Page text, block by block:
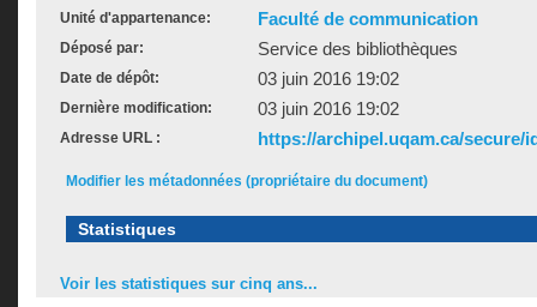
Unité d'appartenance: Faculté de communication
Déposé par: Service des bibliothèques
Date de dépôt: 03 juin 2016 19:02
Dernière modification: 03 juin 2016 19:02
Adresse URL : https://archipel.uqam.ca/secure/
Modifier les métadonnées (propriétaire du document)
Statistiques
Voir les statistiques sur cinq ans...